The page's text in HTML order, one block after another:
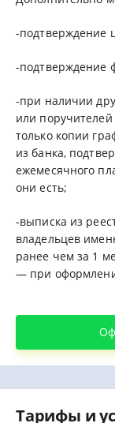
-подтверждение
-подтверждение
-при наличии
или
только копии
из банка,
ежемесячного
они есть;
-выписка из
владельцев
ранее чем за 1
— при
Тарифы и